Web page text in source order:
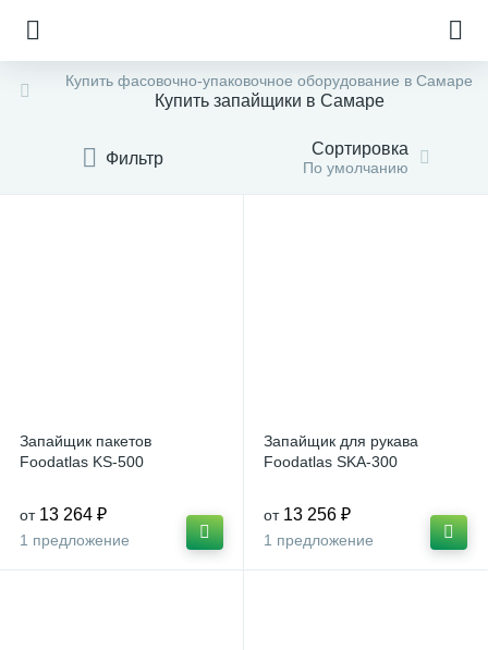
Купить фасовочно-упаковочное оборудование в Самаре
Купить запайщики в Самаре
Фильтр Сортировка
По умолчанию
Запайщик пакетов
Foodatlas KS-500
от 13 264 ₽
1 предложение
Запайщик для рукава
Foodatlas SKA-300
от 13 256 ₽
1 предложение